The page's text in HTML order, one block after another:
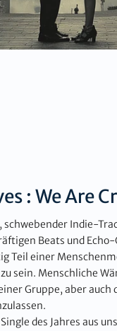
: We Are
schwebender Indie-
Beats und Echo-
Teil einer
sein. Menschliche
Gruppe, aber auch
des Jahres aus